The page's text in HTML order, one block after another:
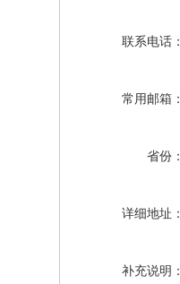
联系电话：
常用邮箱：
省份：
详细地址：
补充说明：